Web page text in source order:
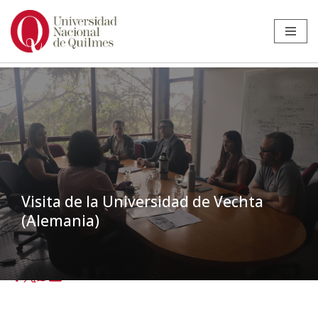
Ir
contenido
Visita de la Universidad de Vechta
(Alemania)
Inicio» Internacionales
Visita de la Universidad de Vechta
(Alemania)